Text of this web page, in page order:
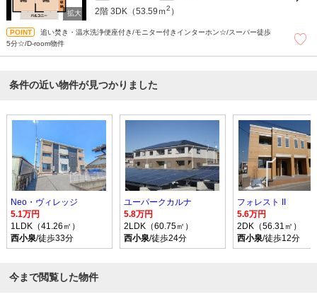
2階 3DK（53.59ｍ2 ）
追い焚き・温水洗浄便座付き/モニター付きインターホン☆/スーパー徒歩
5分☆/D-room物件
条件の近い物件が見つかりました
Neo・ヴィレッジ
5.1万円
1LDK（41.26㎡）
西小泉/徒歩33分
ユーパークカルナ
5.8万円
2LDK（60.75㎡）
西小泉/徒歩24分
フォレスト II
5.6万円
2DK（56.31㎡）
西小泉/徒歩12分
今まで閲覧した物件